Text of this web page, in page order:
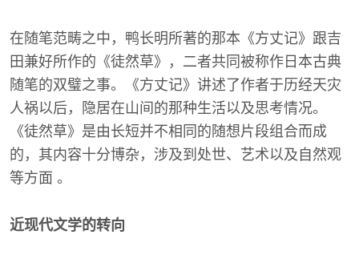
在随笔范畴之中，鸭长明所著的那本《方丈记》跟吉
田兼好所作的《徒然草》，二者共同被称作日本古典
随笔的双璧之事。《方丈记》讲述了作者于历经天灾
人祸以后，隐居在山间的那种生活以及思考情况。
《徒然草》是由长短并不相同的随想片段组合而成
的，其内容十分博杂，涉及到处世、艺术以及自然观
等方面 。
近现代文学的转向